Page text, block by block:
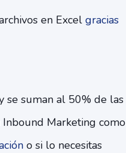
en Excel gracias
se suman al 50% de las
Marketing como
o si lo necesitas